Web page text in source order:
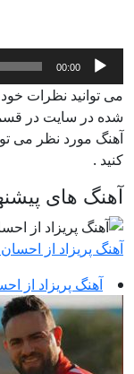
پخش‌کننده
صوت
00:00
می توانید نظرات
شده در سایت در
آهنگ مورد نظر می
کنید .
آهنگ های
آهنگ پریزاد از
آهنگ پریزاد از